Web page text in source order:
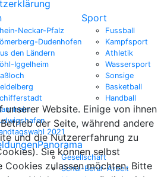
Neckar-Pfalz
Dudenhofen
den Ländern
Iggelheim
2021
Sport
Fussball
Kampfsport
Athletik
Wassersport
Sonsige
Basketball
Handball
Panorama
Gesellschaft
Schul-Beruf-Arbeit
Website. Einige von ihnen
der Seite, während andere
und die Nutzererfahrung zu
Sie können selbst
Cookies zulassen möchten. Bitte